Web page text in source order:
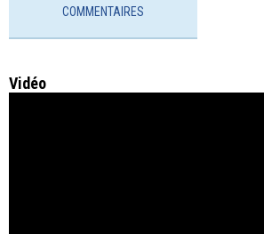
COMMENTAIRES
Vidéo